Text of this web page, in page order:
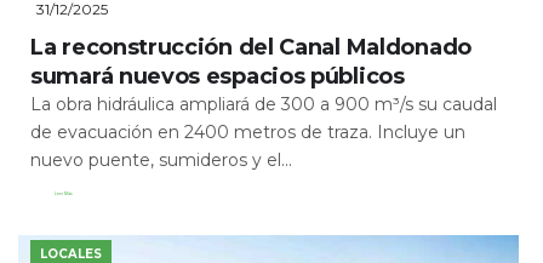
31/12/2025
La reconstrucción del Canal Maldonado
sumará nuevos espacios públicos
La obra hidráulica ampliará de 300 a 900 m³/s su caudal
de evacuación en 2400 metros de traza. Incluye un
nuevo puente, sumideros y el...
Leer Más
LOCALES